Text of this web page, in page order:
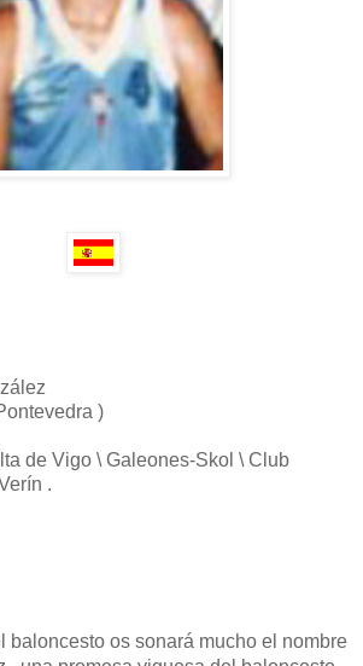
)
de Vigo \ Galeones-Skol \ Club
.
baloncesto os sonará mucho el nombre